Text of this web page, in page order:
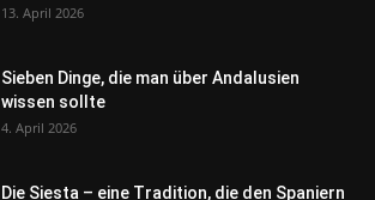
13. April 2026
Sieben Dinge, die man über Andalusien
wissen sollte
4. April 2026
Die Siesta – eine Tradition, die den Spaniern